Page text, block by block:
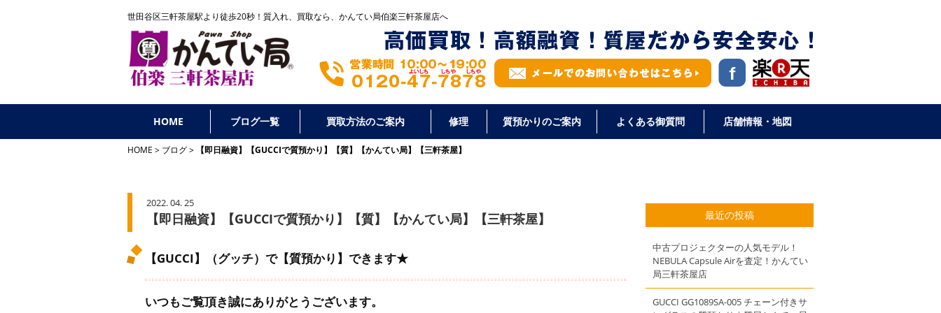
世田谷区三軒茶屋駅より徒歩20秒！ 質入れ、買取なら、かんてい局伯楽三軒茶屋店へ
HOME ブログ一覧 買取方法のご案内 修理 質預かりのご案内 よくある御質問 店舗情報・地図
HOME ブログ 【即日融資】【GUCCIで質預かり】【質】【かんてい局】【三軒茶屋】
2022. 04. 25
【即日融資】【GUCCIで質預かり】【質】【かんてい局】【三軒茶屋】
【GUCCI】（グッチ）で【質預かり】できます★
いつもご覧頂き誠にありがとうございます。
最近の投稿
中古プロジェクターの人気モデル！
NEBULA Capsule Airを査定！かんてい
局三軒茶屋店
GUCCI GG1089SA-005 チェーン付きサ